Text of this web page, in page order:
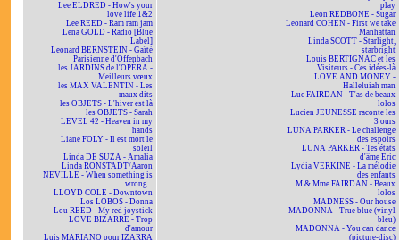
Lee ELDRED - How's your
love life 1&2
Lee REED - Ram ram jam
Lena GOLD - Radio [Blue
Label]
Leonard BERNSTEIN - Gaîté
Parisienne d'Offenbach
les JARDINS de l'OPÉRA -
Meilleurs vœux
les MAX VALENTIN - Les
maux dits
les OBJETS - L'hiver est là
les OBJETS - Sarah
LEVEL 42 - Heaven in my
hands
Liane FOLY - Il est mort le
soleil
Linda DE SUZA - Amalia
Linda RONSTADT/Aaron
NEVILLE - When something is
wrong...
LLOYD COLE - Downtown
Los LOBOS - Donna
Lou REED - My red joystick
LOVE BIZARRE - Trop
d'amour
Luis MARIANO pour IZARRA
play
Leon REDBONE - Sugar
Leonard COHEN - First we take
Manhattan
Linda SCOTT - Starlight,
starbright
Louis BERTIGNAC et les
Visiteurs - Ces idées-là
LOVE AND MONEY -
Halleluiah man
Luc FAIRDAN - T'as de beaux
lolos
Lucien JEUNESSE raconte les
3 ours
LUNA PARKER - Le challenge
des espoirs
LUNA PARKER - Tes états
d'âme Eric
Lydia VERKINE - La mélodie
des enfants
M & Mme FAIRDAN - Beaux
lolos
MADNESS - Our house
MADONNA - True blue (vinyl
bleu)
MADONNA - You can dance
(picture-disc)